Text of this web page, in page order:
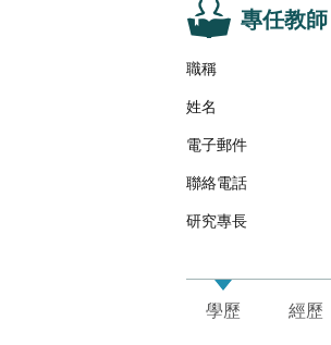
專任教師
職稱
姓名
電子郵件
聯絡電話
研究專長
學歷 經歷